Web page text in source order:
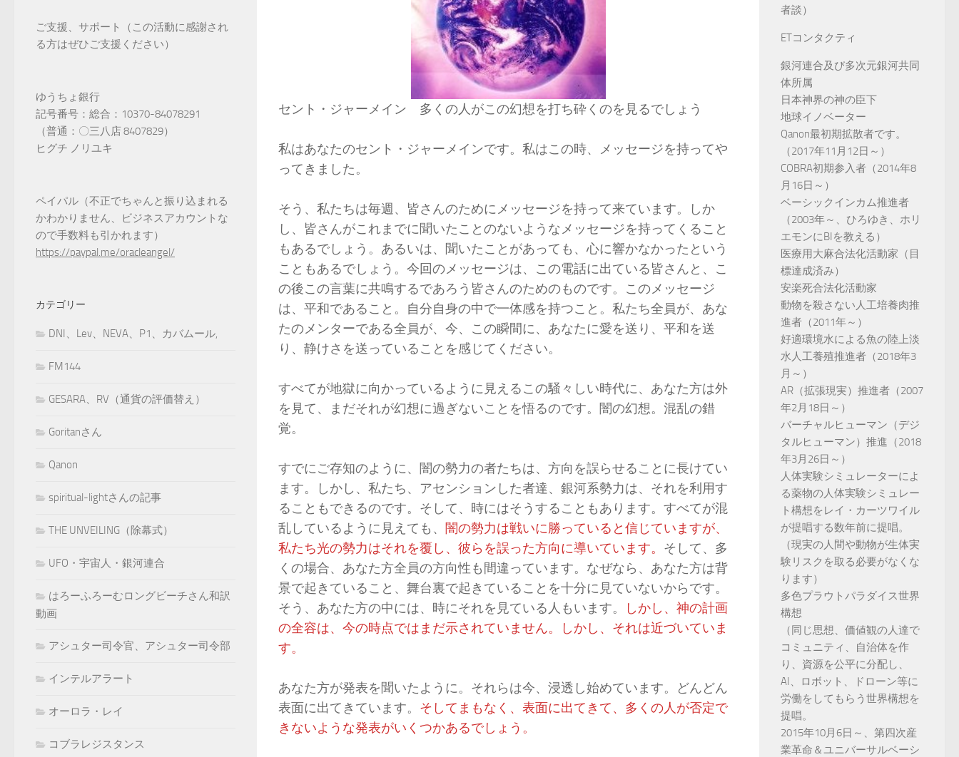
セント・ジャーメイン 多くの人がこの幻想を打ち砕くのを見るでしょう
私はあなたのセント・ジャーメインです。私はこの時、メッセージを持ってや
ってきました。
そう、私たちは毎週、皆さんのためにメッセージを持って来ています。しか
し、皆さんがこれまでに聞いたことのないようなメッセージを持ってくること
もあるでしょう。あるいは、聞いたことがあっても、心に響かなかったという
こともあるでしょう。今回のメッセージは、この電話に出ている皆さんと、こ
の後この言葉に共鳴するであろう皆さんのためのものです。このメッセージ
は、平和であること。自分自身の中で一体感を持つこと。私たち全員が、あな
たのメンターである全員が、今、この瞬間に、あなたに愛を送り、平和を送
り、静けさを送っていることを感じてください。
すべてが地獄に向かっているように見えるこの騒々しい時代に、あなた方は外
を見て、まだそれが幻想に過ぎないことを悟るのです。闇の幻想。混乱の錯
覚。
すでにご存知のように、闇の勢力の者たちは、方向を誤らせることに長けてい
ます。しかし、私たち、アセンションした者達、銀河系勢力は、それを利用す
ることもできるのです。そして、時にはそうすることもあります。すべてが混
乱しているように見えても、 闇の勢力は戦いに勝っていると信じていますが、
私たち光の勢力はそれを覆し、彼らを誤った方向に導いています。 そして、多
くの場合、あなた方全員の方向性も間違っています。なぜなら、あなた方は背
景で起きていること、舞台裏で起きていることを十分に見ていないからです。
そう、あなた方の中には、時にそれを見ている人もいます。
しかし、神の計画
の全容は、今の時点ではまだ示されていません。しかし、それは近づいていま
す。
あなた方が発表を聞いたように。それらは今、浸透し始めています。どんどん
表面に出てきています。 そしてまもなく、表面に出てきて、多くの人が否定で
きないような発表がいくつかあるでしょう。
ご支援、サポート（この活動に感謝され
る方はぜひご支援ください）
ゆうちょ銀行
記号番号：総合：10370-84078291
（普通：〇三八店 8407829）
ヒグチ ノリユキ
ペイパル（不正でちゃんと振り込まれる
かわかりません、ビジネスアカウントな
ので手数料も引かれます）
https://paypal.me/oracleangel/
カテゴリー
DNI、Lev、NEVA、P1、カバムール,
FM144
GESARA、RV（通貨の評価替え）
Goritanさん
Qanon
spiritual-lightさんの記事
THE UNVEILING（除幕式）
UFO・宇宙人・銀河連合
はろーふろーむロングビーチさん和訳
動画
アシュター司令官、アシュター司令部
インテルアラート
オーロラ・レイ
コブラレジスタンス
者談）
ETコンタクティ
銀河連合及び多次元銀河共同
体所属
日本神界の神の臣下
地球イノベーター
Qanon最初期拡散者です。
（2017年11月12日～）
COBRA初期参入者（2014年8
月16日～）
ベーシックインカム推進者
（2003年～、ひろゆき、ホリ
エモンにBIを教える）
医療用大麻合法化活動家（目
標達成済み）
安楽死合法化活動家
動物を殺さない人工培養肉推
進者（2011年～）
好適環境水による魚の陸上淡
水人工養殖推進者（2018年3
月～）
AR（拡張現実）推進者（2007
年2月18日～）
バーチャルヒューマン（デジ
タルヒューマン）推進（2018
年3月26日～）
人体実験シミュレーターによ
る薬物の人体実験シミュレー
ト構想をレイ・カーツワイル
が提唱する数年前に提唱。
（現実の人間や動物が生体実
験リスクを取る必要がなくな
ります）
多色プラウトパラダイス世界
構想
（同じ思想、価値観の人達で
コミュニティ、自治体を作
り、資源を公平に分配し、
AI、ロボット、ドローン等に
労働をしてもらう世界構想を
提唱。
2015年10月6日～、第四次産
業革命＆ユニバーサルベーシ